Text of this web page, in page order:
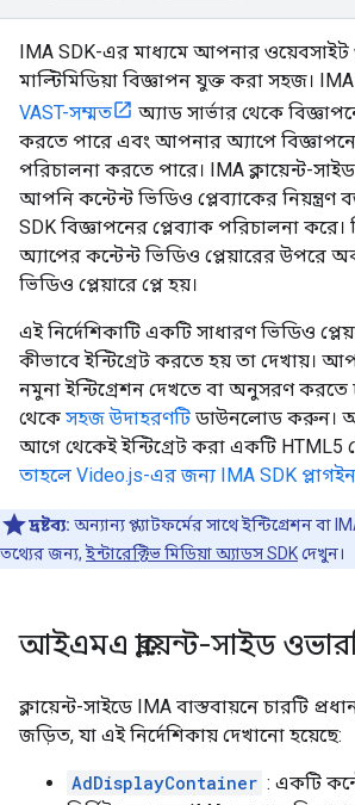
IMA SDK-এর মাধ্যমে আপনার ওয়েবসাইট
মাল্টিমিডিয়া বিজ্ঞাপন যুক্ত করা সহজ।
VAST-সম্মত
অ্যাড সার্ভার থেকে
করতে পারে এবং আপনার অ্যাপে
পরিচালনা করতে পারে। IMA ক্লায়েন্ট-
আপনি কন্টেন্ট ভিডিও প্লেব্যাকের
SDK বিজ্ঞাপনের প্লেব্যাক পরিচালনা
অ্যাপের কন্টেন্ট ভিডিও প্লেয়ারের উপরে
ভিডিও প্লেয়ারে প্লে হয়।
এই নির্দেশিকাটি একটি সাধারণ ভিডিও
কীভাবে ইন্টিগ্রেট করতে হয় তা দেখায়।
নমুনা ইন্টিগ্রেশন দেখতে বা অনুসরণ করতে
থেকে সহজ উদাহরণটি ডাউনলোড করুন।
আগে থেকেই ইন্টিগ্রেট করা একটি HTML5
তাহলে Video.js-এর জন্য IMA SDK
দ্রষ্টব্য: অন্যান্য প্ল্যাটফর্মের সাথে ইন্টিগ্রেশন বা
তথ্যের জন্য,ইন্টারেক্টিভ মিডিয়া অ্যাডস SDKদেখুন।
আইএমএ ক্লায়েন্ট-সাইড
ক্লায়েন্ট-সাইডে IMA বাস্তবায়নে চারটি
জড়িত, যা এই নির্দেশিকায় দেখানো হয়েছে:
AdDisplayContainer : একটি